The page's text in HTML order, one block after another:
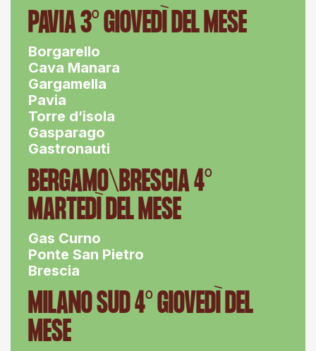
PAVIA 3° GIOVEDÌ DEL MESE
Borgarello
Cava Manara
Gargamella
Pavia
Torre d’isola
Gasparago
Gastronauti
BERGAMO\BRESCIA 4°
MARTEDÌ DEL MESE
Gas Curno
Ponte San Pietro
Brescia
MILANO SUD 4° GIOVEDÌ DEL
MESE